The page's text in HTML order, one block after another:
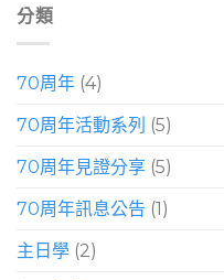
分類
70周年 (4)
70周年活動系列 (5)
70周年見證分享 (5)
70周年訊息公告 (1)
主日學 (2)